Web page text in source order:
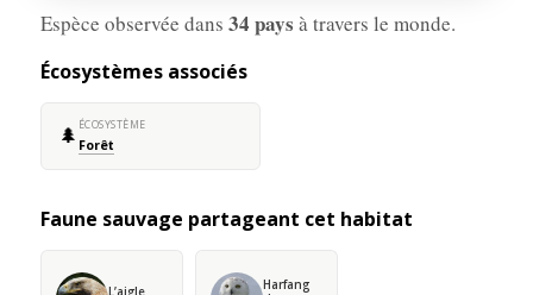
Espèce observée dans 34 pays à travers le monde.
Écosystèmes associés
🌲 ÉCOSYSTÈME
Forêt
Faune sauvage partageant cet habitat
L’aigle
Harfang